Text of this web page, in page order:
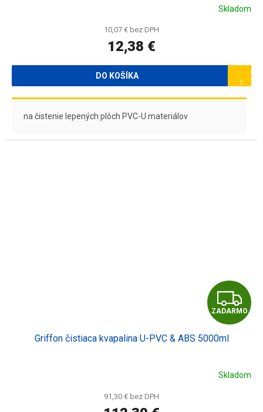
Skladom
10,07 € bez DPH
12,38 €
DO KOŠÍKA
na čistenie lepených plôch PVC-U materiálov
Z
A
A
ZADARMO
Griffon čistiaca kvapalina U-PVC & ABS 5000ml
Skladom
91,30 € bez DPH